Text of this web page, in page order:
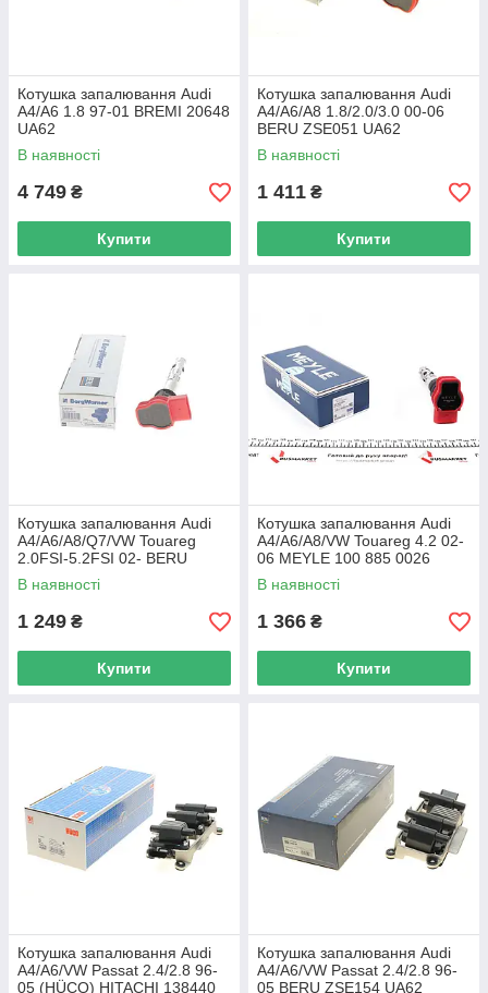
Котушка запалювання Audi
A4/A6 1.8 97-01 BREMI 20648
UA62
В наявності
4 749 ₴
Купити
Котушка запалювання Audi
A4/A6/A8 1.8/2.0/3.0 00-06
BERU ZSE051 UA62
В наявності
1 411 ₴
Купити
Котушка запалювання Audi
A4/A6/A8/Q7/VW Touareg
2.0FSI-5.2FSI 02- BERU
ZSE032 UA62
В наявності
1 249 ₴
Купити
Котушка запалювання Audi
A4/A6/A8/VW Touareg 4.2 02-
06 MEYLE 100 885 0026
UA62
В наявності
1 366 ₴
Купити
Котушка запалювання Audi
A4/A6/VW Passat 2.4/2.8 96-
05 (HÜCO) HITACHI 138440
Котушка запалювання Audi
A4/A6/VW Passat 2.4/2.8 96-
05 BERU ZSE154 UA62